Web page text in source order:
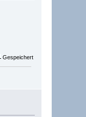
Gespeichert